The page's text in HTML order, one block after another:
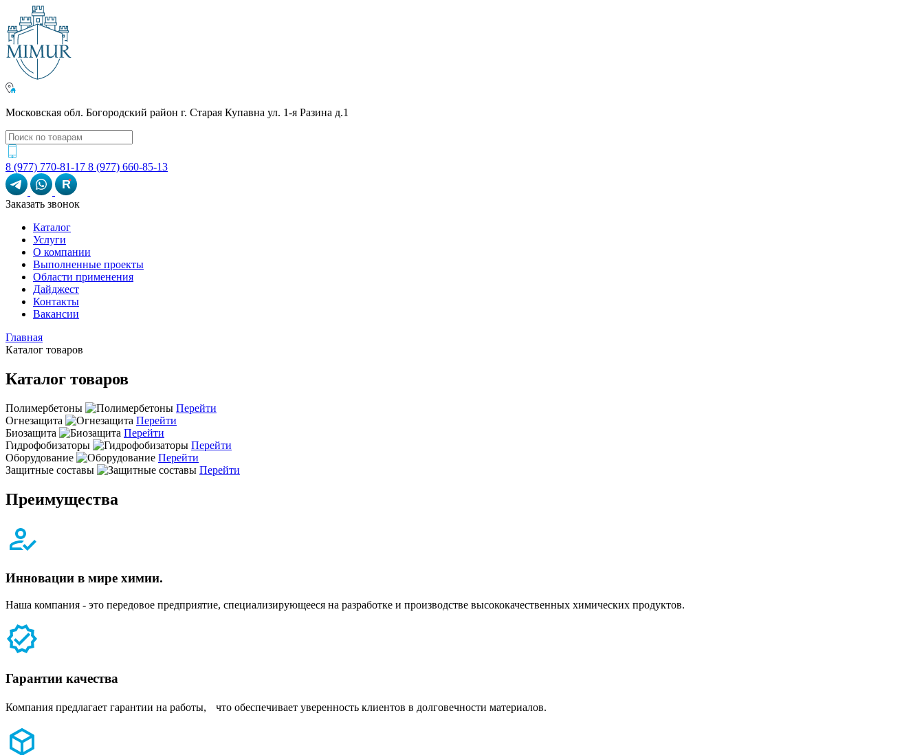
Московская обл. Богородский район г. Старая Купавна ул. 1-я Разина д.1
8 (977) 770-81-17 8 (977) 660-85-13
R
Заказать звонок
Каталог
Услуги
О компании
Выполненные проекты
Области применения
Дайджест
Контакты
Вакансии
Главная
Каталог товаров
Каталог товаров
Полимербетоны
Перейти
Огнезащита
Перейти
Биозащита
Перейти
Гидрофобизаторы
Перейти
Оборудование
Перейти
Защитные составы
Перейти
Преимущества
Инновации в мире химии.
Наша компания - это передовое предприятие, специализирующееся на разработке и производстве высококачественных химических продуктов.
Гарантии качества
Компания предлагает гарантии на работы, что обеспечивает уверенность клиентов в долговечности материалов.